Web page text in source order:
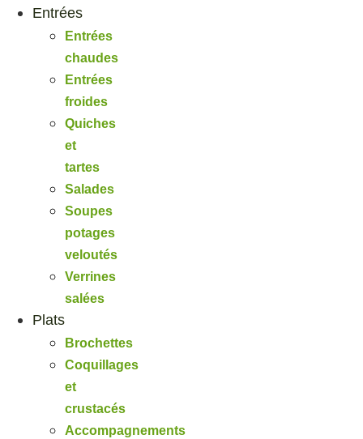
Entrées
Entrées
chaudes
Entrées
froides
Quiches
et
tartes
Salades
Soupes
potages
veloutés
Verrines
salées
Plats
Brochettes
Coquillages
et
crustacés
Accompagnements